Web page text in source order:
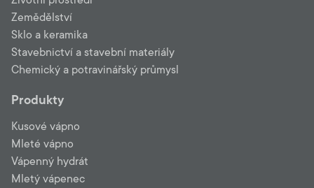
Zemědělství
Sklo a keramika
Stavebnictví a stavební materiály
Chemický a potravinářský průmysl
Produkty
Kusové vápno
Mleté vápno
Vápenný hydrát
Mletý vápenec